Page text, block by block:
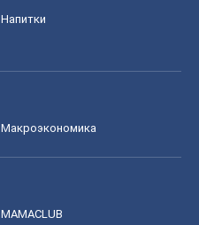
Напитки
Mакроэкономика
MAMACLUB